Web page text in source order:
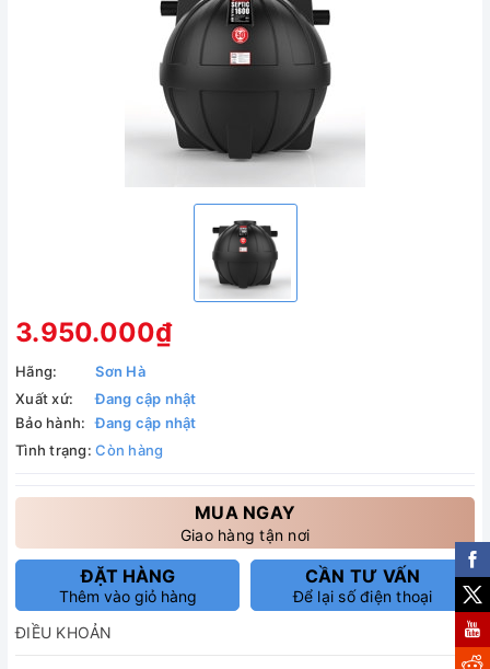
3.950.000₫
Hãng:
Sơn Hà
Xuất xứ:
Đang cập nhật
Bảo hành:
Đang cập nhật
Tình trạng: Còn hàng
MUA NGAY
Giao hàng tận nơi
ĐẶT HÀNG
Thêm vào giỏ hàng
CẦN TƯ VẤN
Để lại số điện thoại
ĐIỀU KHOẢN